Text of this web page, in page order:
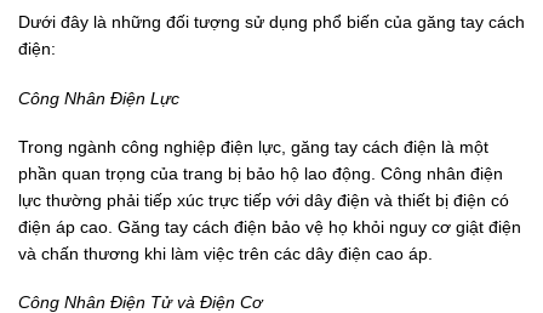
Dưới đây là những đối tượng sử dụng phổ biến của găng tay cách
điện:
Công Nhân Điện Lực
Trong ngành công nghiệp điện lực, găng tay cách điện là một
phần quan trọng của trang bị bảo hộ lao động. Công nhân điện
lực thường phải tiếp xúc trực tiếp với dây điện và thiết bị điện có
điện áp cao. Găng tay cách điện bảo vệ họ khỏi nguy cơ giật điện
và chấn thương khi làm việc trên các dây điện cao áp.
Công Nhân Điện Tử và Điện Cơ